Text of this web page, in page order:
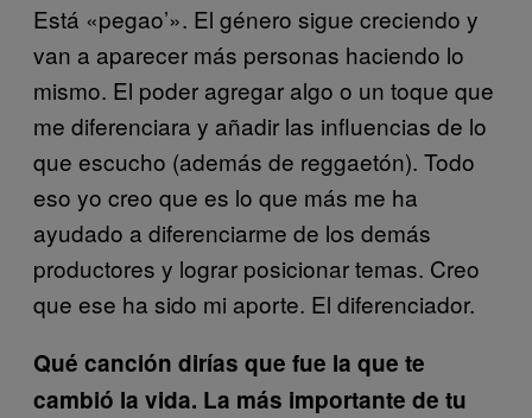
Está «pegao’». El género sigue creciendo y
van a aparecer más personas haciendo lo
mismo. El poder agregar algo o un toque que
me diferenciara y añadir las influencias de lo
que escucho (además de reggaetón). Todo
eso yo creo que es lo que más me ha
ayudado a diferenciarme de los demás
productores y lograr posicionar temas. Creo
que ese ha sido mi aporte. El diferenciador.
Qué canción dirías que fue la que te
cambió la vida. La más importante de tu